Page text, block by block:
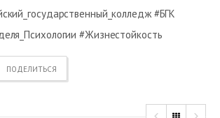
#БГК
#Жизнестойкость
ПОДЕЛИТЬСЯ